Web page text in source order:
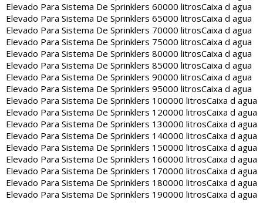
Elevado Para Sistema De Sprinklers 60000 litrosCaixa d agua
Elevado Para Sistema De Sprinklers 65000 litrosCaixa d agua
Elevado Para Sistema De Sprinklers 70000 litrosCaixa d agua
Elevado Para Sistema De Sprinklers 75000 litrosCaixa d agua
Elevado Para Sistema De Sprinklers 80000 litrosCaixa d agua
Elevado Para Sistema De Sprinklers 85000 litrosCaixa d agua
Elevado Para Sistema De Sprinklers 90000 litrosCaixa d agua
Elevado Para Sistema De Sprinklers 95000 litrosCaixa d agua
Elevado Para Sistema De Sprinklers 100000 litrosCaixa d agua
Elevado Para Sistema De Sprinklers 120000 litrosCaixa d agua
Elevado Para Sistema De Sprinklers 130000 litrosCaixa d agua
Elevado Para Sistema De Sprinklers 140000 litrosCaixa d agua
Elevado Para Sistema De Sprinklers 150000 litrosCaixa d agua
Elevado Para Sistema De Sprinklers 160000 litrosCaixa d agua
Elevado Para Sistema De Sprinklers 170000 litrosCaixa d agua
Elevado Para Sistema De Sprinklers 180000 litrosCaixa d agua
Elevado Para Sistema De Sprinklers 190000 litrosCaixa d agua